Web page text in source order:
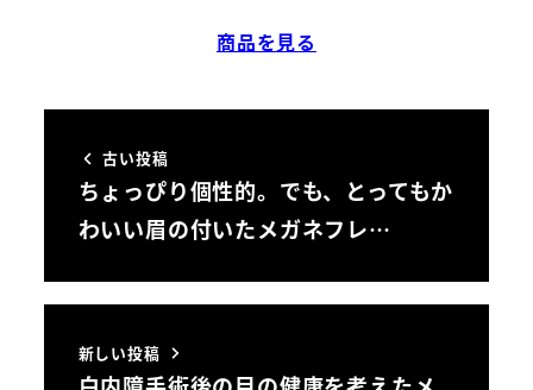
商品を見る
古い投稿
ちょっぴり個性的。でも、とってもか
わいい眉の付いたメガネフレ…
新しい投稿